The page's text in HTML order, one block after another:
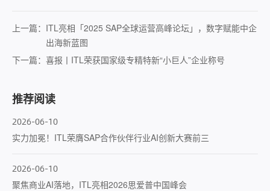
上一篇： ITL亮相「2025 SAP全球运营高峰论坛」，数字赋能中企
出海新蓝图
下一篇： 喜报丨ITL荣获国家级专精特新“小巨人”企业称号
推荐阅读
2026-06-10
实力加冕！ITL荣膺SAP合作伙伴行业AI创新大赛前三
2026-06-10
聚焦商业AI落地，ITL亮相2026思爱普中国峰会